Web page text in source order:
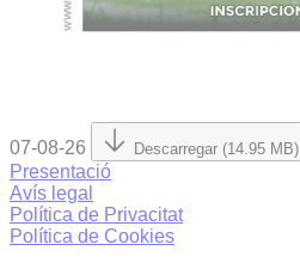
07-08-26 Descarregar (14.95 MB)
Presentació
Avís legal
Política de Privacitat
Política de Cookies